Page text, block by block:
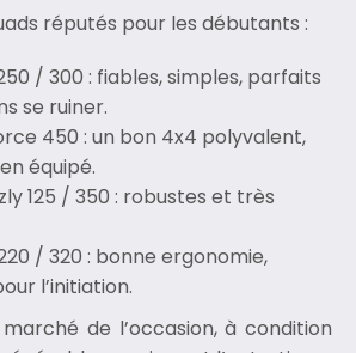
réputés pour les débutants :
/ 300 : fiables, simples, parfaits
se ruiner.
450 : un bon 4x4 polyvalent,
équipé.
125 / 350 : robustes et très
/ 320 : bonne ergonomie,
l’initiation.
marché de l’occasion, à condition